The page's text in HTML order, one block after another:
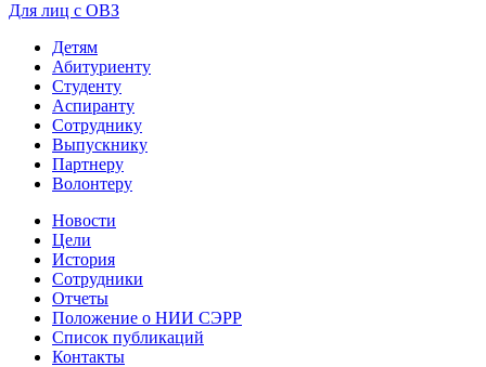
Для лиц с ОВЗ
Детям
Абитуриенту
Студенту
Аспиранту
Сотруднику
Выпускнику
Партнеру
Волонтеру
Новости
Цели
История
Сотрудники
Отчеты
Положение о НИИ СЭРР
Список публикаций
Контакты